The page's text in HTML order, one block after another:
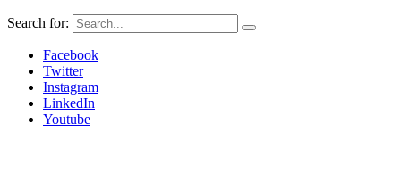
Search for:
Facebook
Twitter
Instagram
LinkedIn
Youtube